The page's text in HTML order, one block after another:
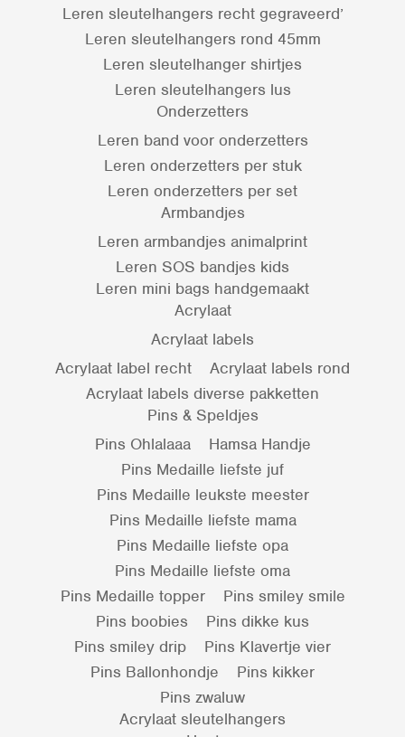
Leren sleutelhangers recht gegraveerd’
Leren sleutelhangers rond 45mm
Leren sleutelhanger shirtjes
Leren sleutelhangers lus
Onderzetters
Leren band voor onderzetters
Leren onderzetters per stuk
Leren onderzetters per set
Armbandjes
Leren armbandjes animalprint
Leren SOS bandjes kids
Leren mini bags handgemaakt
Acrylaat
Acrylaat labels
Acrylaat label recht
Acrylaat labels rond
Acrylaat labels diverse pakketten
Pins & Speldjes
Pins Ohlalaaa
Hamsa Handje
Pins Medaille liefste juf
Pins Medaille leukste meester
Pins Medaille liefste mama
Pins Medaille liefste opa
Pins Medaille liefste oma
Pins Medaille topper
Pins smiley smile
Pins boobies
Pins dikke kus
Pins smiley drip
Pins Klavertje vier
Pins Ballonhondje
Pins kikker
Pins zwaluw
Acrylaat sleutelhangers